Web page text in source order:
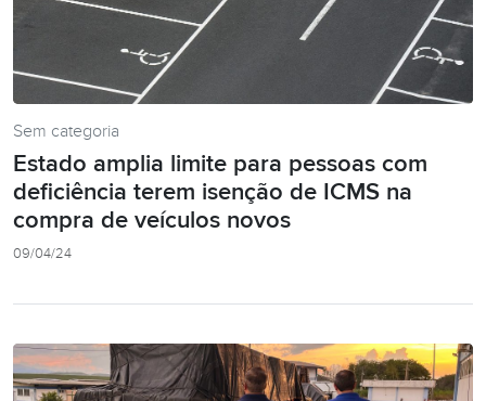
Sem categoria
Estado amplia limite para pessoas com
deficiência terem isenção de ICMS na
compra de veículos novos
09/04/24